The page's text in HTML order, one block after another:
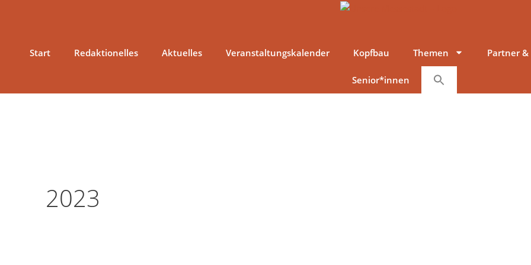
Start
Redaktionelles Aktuelles Veranstaltungskalender Kopfbau Themen Partner
Senior*innen
2023